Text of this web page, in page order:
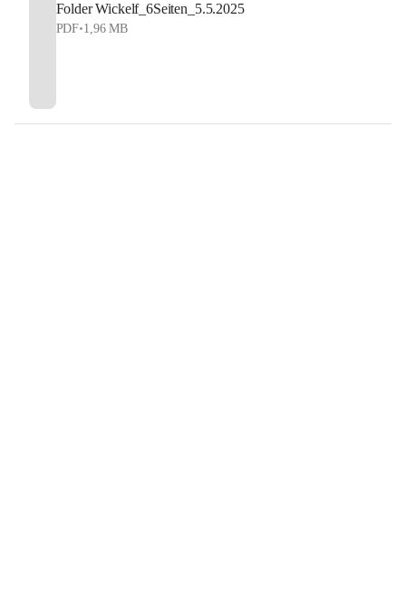
Folder Wickelf_6Seiten_5.5.2025
PDF•1,96 MB